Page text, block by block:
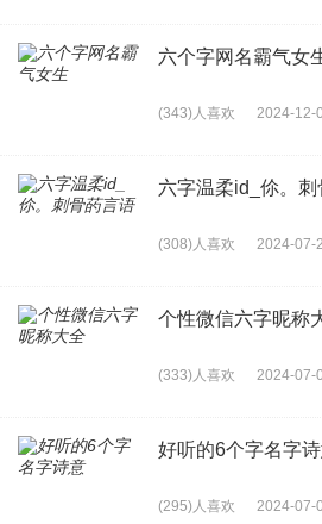
六个字网名霸气女
(343)人喜欢 2024-12-
六字温柔id_伱。
(308)人喜欢 2024-07-
个性微信六字昵称
(333)人喜欢 2024-07-
好听的6个字名字
(295)人喜欢 2024-07-